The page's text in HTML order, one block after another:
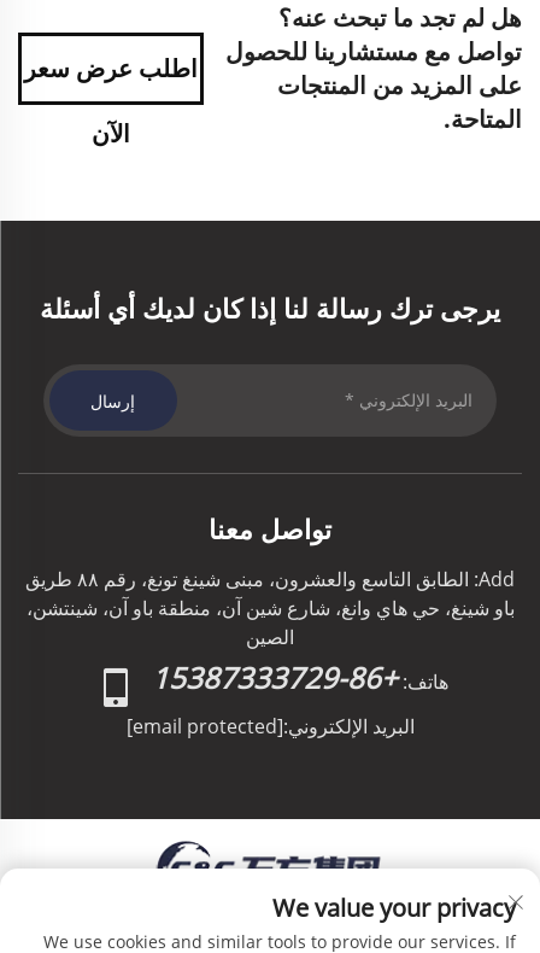
هل لم تجد ما تبحث عنه؟
تواصل مع مستشارينا للحصول
على المزيد من المنتجات
المتاحة.
اطلب عرض سعر
الآن
يرجى ترك رسالة لنا إذا كان لديك أي أسئلة
إرسال
تواصل معنا
Add: الطابق التاسع والعشرون، مبنى شينغ تونغ، رقم ٨٨ طريق
باو شينغ، حي هاي وانغ، شارع شين آن، منطقة باو آن، شينتشن،
الصين
هاتف: +86-15387333729
البريد الإلكتروني:[email protected]
حقوق الطبع والنشر © C&C GLOBAL Logistics Co.,
We value your privacy
We use cookies and similar tools to provide our services. If